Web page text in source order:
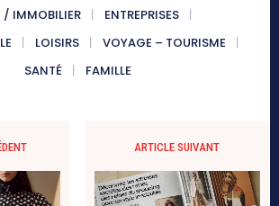
/ IMMOBILIER
ENTREPRISES
LOISIRS
VOYAGE – TOURISME
SANTÉ
FAMILLE
ARTICLE SUIVANT